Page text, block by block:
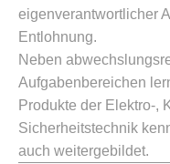
eigenverantwortlicher
Entlohnung.
Neben
Aufgabenbereichen
Produkte der Elektro-,
Sicherheitstechnik
auch weitergebildet.